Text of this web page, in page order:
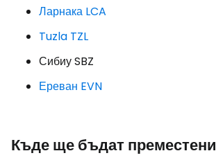
Ларнака LCA
Tuzla TZL
Сибиу SBZ
Ереван EVN
Къде ще бъдат преместени